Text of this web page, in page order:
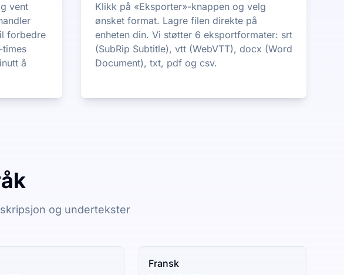
vent
forbedre
times
å
Klikk på «Eksporter»-knappen og velg
ønsket format. Lagre filen direkte på
enheten din. Vi støtter 6 eksportformater: srt
(SubRip Subtitle), vtt (WebVTT), docx (Word
Document), txt, pdf og csv.
og undertekster
Fransk